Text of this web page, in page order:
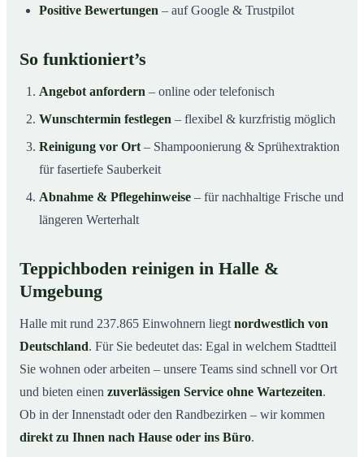
Positive Bewertungen – auf Google & Trustpilot
So funktioniert’s
Angebot anfordern – online oder telefonisch
Wunschtermin festlegen – flexibel & kurzfristig möglich
Reinigung vor Ort – Shampoonierung & Sprühextraktion
für fasertiefe Sauberkeit
Abnahme & Pflegehinweise – für nachhaltige Frische und
längeren Werterhalt
Teppichboden reinigen in Halle &
Umgebung
Halle mit rund 237.865 Einwohnern liegt nordwestlich von
Deutschland. Für Sie bedeutet das: Egal in welchem Stadtteil
Sie wohnen oder arbeiten – unsere Teams sind schnell vor Ort
und bieten einen zuverlässigen Service ohne Wartezeiten.
Ob in der Innenstadt oder den Randbezirken – wir kommen
direkt zu Ihnen nach Hause oder ins Büro.